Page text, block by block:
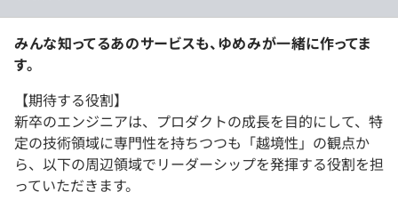
みんな知ってるあのサービスも、ゆめみが一緒に作ってま
す。
【期待する役割】
新卒のエンジニアは、プロダクトの成長を目的にして、特
定の技術領域に専門性を持ちつつも「越境性」の観点か
ら、以下の周辺領域でリーダーシップを発揮する役割を担
っていただきます。